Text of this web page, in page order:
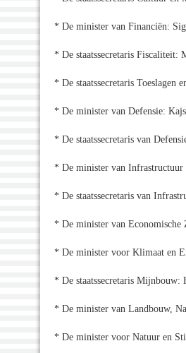
* De minister van Financiën:
* De staatssecretaris Fiscaliteit:
* De staatssecretaris Toeslagen
* De minister van Defensie:
* De staatssecretaris van
* De minister van Infrastructuur
* De staatssecretaris van
* De minister van Economische
* De minister voor Klimaat en
* De staatssecretaris Mijnbouw:
* De minister van Landbouw,
* De minister voor Natuur en